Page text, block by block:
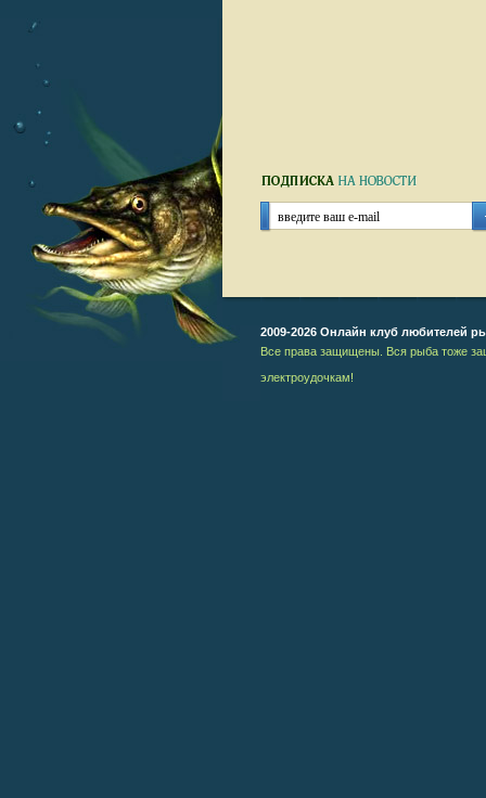
2009-2026 Онлайн клуб любителей
Все права защищены. Вся рыба тоже
электроудочкам!